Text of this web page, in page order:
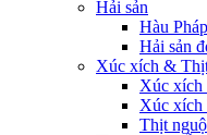
Hải sản
Hàu Pháp
Hải sản
Xúc xích &
Xúc xích
Xúc xích
Thịt